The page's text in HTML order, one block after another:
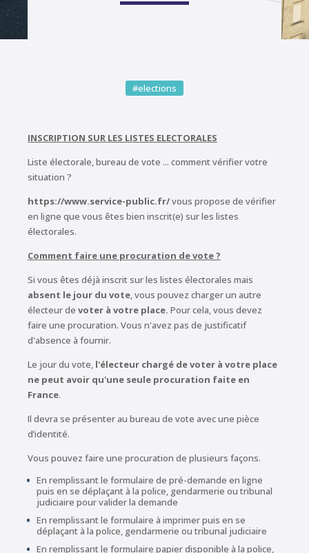
#elections
INSCRIPTION SUR LES LISTES ELECTORALES
Liste électorale, bureau de vote ... comment vérifier votre
situation ?
https://www.service-public.fr/vous propose de vérifier
en ligne que vous êtes bien inscrit(e) sur les listes
électorales.
Comment faire une procuration de vote ?
Si vous êtes déjà inscrit sur les listes électorales mais
absent le jour du vote, vous pouvez charger un autre
électeur de voter à votre place. Pour cela, vous devez
faire une procuration. Vous n'avez pas de justificatif
d'absence à fournir.
Le jour du vote, l'électeur chargé de voter à votre place
ne peut avoir qu'une seule procuration faite en
France.
Il devra se présenter au bureau de vote avec une pièce
d’identité.
Vous pouvez faire une procuration de plusieurs façons.
En remplissant le formulaire de pré-demande en ligne
puis en se déplaçant à la police, gendarmerie ou tribunal
judiciaire pour valider la demande
En remplissant le formulaire à imprimer puis en se
déplaçant à la police, gendarmerie ou tribunal judiciaire
En remplissant le formulaire papier disponible à la police,